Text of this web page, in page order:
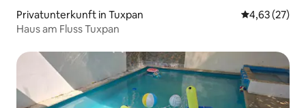
Privatunterkunft in Tuxpan
4,63 (27)
Haus am Fluss Tuxpan